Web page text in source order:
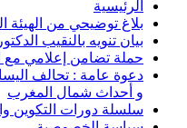
الرئيسية
بلاغ توضيحي من الهيئة
بيان تنويه بالنقيب
حملة تضامن إعلامي مع
دعوة عامة : تحالف
و أحداث شمال المغرب
سلسلة دورات التكوين